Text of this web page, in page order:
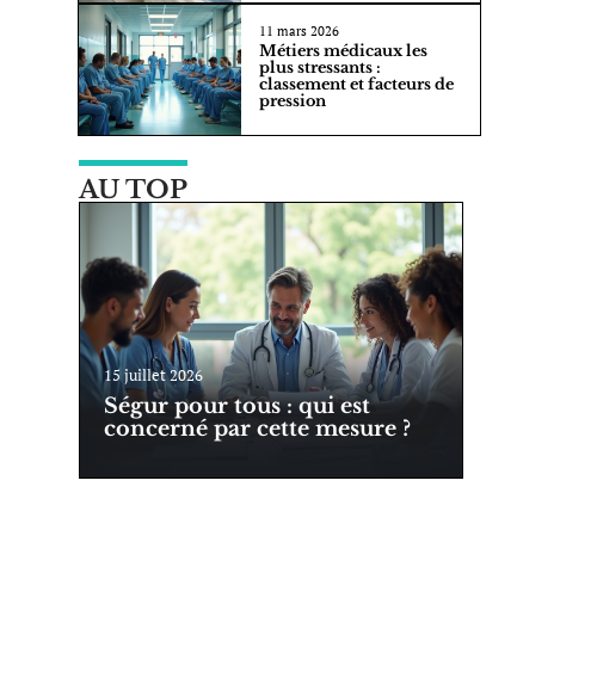
11 mars 2026
Métiers médicaux les
plus stressants :
classement et facteurs de
pression
AU TOP
15 juillet 2026
Ségur pour tous : qui est
concerné par cette mesure ?